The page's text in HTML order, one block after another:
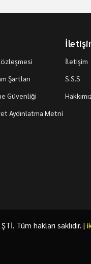
Şartları
Güvenliği
Aydınlatma Metni
İletişim
S.S.S
Tüm hakları saklıdır. |